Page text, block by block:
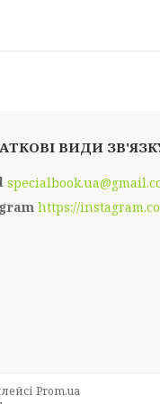
https://
Prom.ua